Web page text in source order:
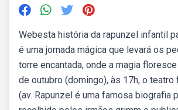
Webesta história da rapunzel infantil
é uma jornada mágica que levará os
torre encantada, onde a magia
de outubro (domingo), às 17h, o teatro
(av. Rapunzel é uma famosa biografia